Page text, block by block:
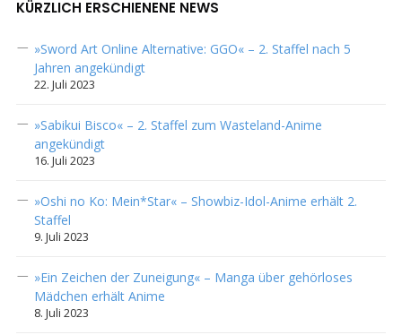
KÜRZLICH ERSCHIENENE NEWS
»Sword Art Online Alternative: GGO« – 2. Staffel nach 5
Jahren angekündigt
22. Juli 2023
»Sabikui Bisco« – 2. Staffel zum Wasteland-Anime
angekündigt
16. Juli 2023
»Oshi no Ko: Mein*Star« – Showbiz-Idol-Anime erhält 2.
Staffel
9. Juli 2023
»Ein Zeichen der Zuneigung« – Manga über gehörloses
Mädchen erhält Anime
8. Juli 2023